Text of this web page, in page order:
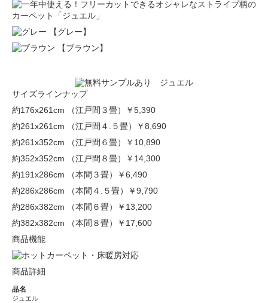
【グレー】
【ブラウン】
サイズラインナップ
約176x261cm （江戸間３畳）
￥5,390
約261x261cm （江戸間４.５畳）
￥8,690
約261x352cm （江戸間６畳）
￥10,890
約352x352cm （江戸間８畳）
￥14,300
約191x286cm （本間３畳）
￥6,490
約286x286cm （本間４.５畳）
￥9,790
約286x382cm （本間６畳）
￥13,200
約382x382cm （本間８畳）
￥17,600
商品機能
商品詳細
品名
ジュエル